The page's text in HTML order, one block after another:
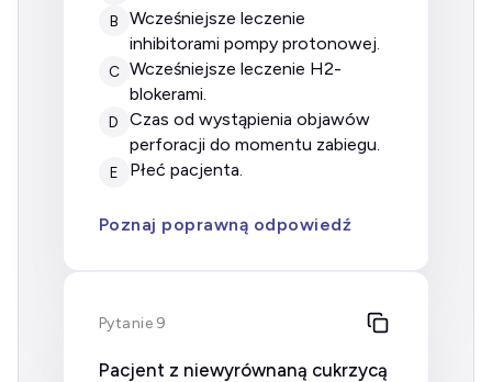
B
wcześniejsze leczenie
inhibitorami pompy protonowej.
C wcześniejsze leczenie H2-
blokerami.
D
czas od wystąpienia objawów
perforacji do momentu zabiegu.
E płeć pacjenta.
Poznaj poprawną odpowiedź
Pytanie 9
Pacjent z niewyrównaną cukrzycą